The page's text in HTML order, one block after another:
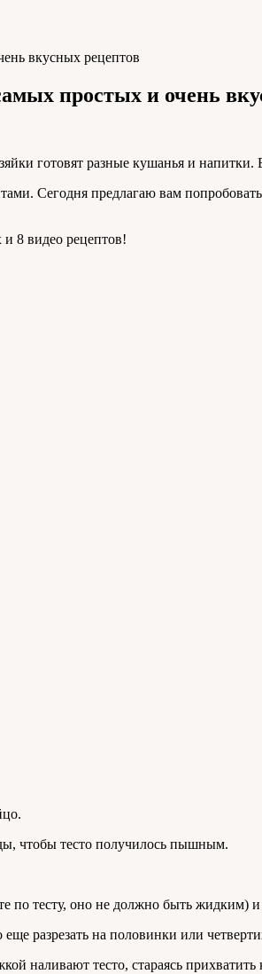
вкусных рецептов
простых и очень
готовят разные кушанья и напитки.
Сегодня предлагаю вам
8 видео рецептов!
чтобы тесто получилось пышным.
тесту, оно не должно быть жидким)
разрезать на половинки или
наливают тесто, стараясь прихватить